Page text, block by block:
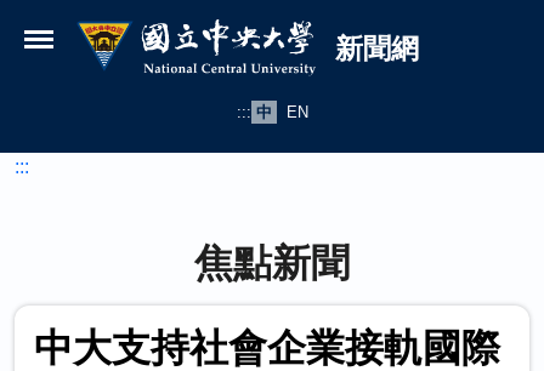
國立中央大學新聞網
新聞網
::: 中 EN
:::
焦點新聞
中大支持社會企業接軌國際